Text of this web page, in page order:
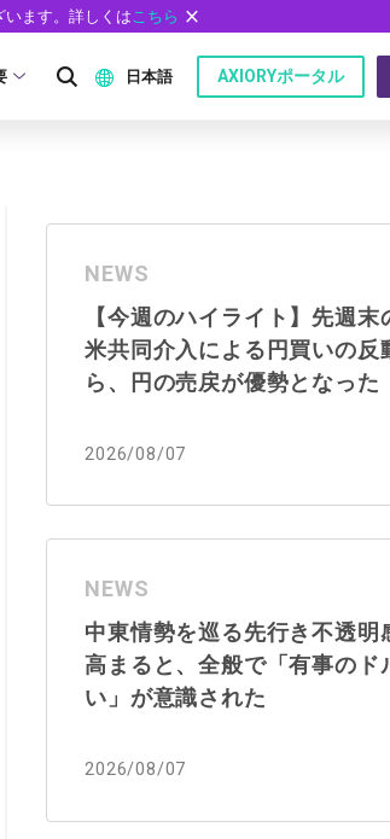
ます。詳しくはこちら
ータ
ザー)
（IP）
日本語
日本語
عربى
Русский
Español
Tiếng Việt
AXIORYポータル
NEWS
【今週のハイライト】先週末
米共同介入による円買いの反
ら、円の売戻が優勢となった
2026/08/07
NEWS
中東情勢を巡る先行き不透明
高まると、全般で「有事のド
い」が意識された
2026/08/07